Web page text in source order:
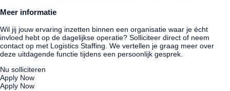
Meer informatie
Wil jij jouw ervaring inzetten binnen een organisatie waar je écht
invloed hebt op de dagelijkse operatie? Solliciteer direct of neem
contact op met Logistics Staffing. We vertellen je graag meer over
deze uitdagende functie tijdens een persoonlijk gesprek.
Nu solliciteren
Apply Now
Apply Now